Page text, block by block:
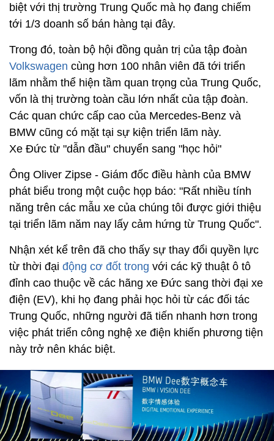
biệt với thị trường Trung Quốc mà họ đang chiếm
tới 1/3 doanh số bán hàng tại đây.
Trong đó, toàn bộ hội đồng quản trị của tập đoàn
Volkswagen cùng hơn 100 nhân viên đã tới triển
lãm nhằm thể hiện tầm quan trọng của Trung Quốc,
vốn là thị trường toàn cầu lớn nhất của tập đoàn.
Các quan chức cấp cao của Mercedes-Benz và
BMW cũng có mặt tại sự kiện triển lãm này.
Xe Đức từ "dẫn đầu" chuyển sang "học hỏi"
Ông Oliver Zipse - Giám đốc điều hành của BMW
phát biểu trong một cuộc họp báo: "Rất nhiều tính
năng trên các mẫu xe của chúng tôi được giới thiệu
tại triển lãm năm nay lấy cảm hứng từ Trung Quốc".
Nhận xét kể trên đã cho thấy sự thay đổi quyền lực
từ thời đại động cơ đốt trong với các kỹ thuật ô tô
đỉnh cao thuộc về các hãng xe Đức sang thời đại xe
điện (EV), khi họ đang phải học hỏi từ các đối tác
Trung Quốc, những người đã tiến nhanh hơn trong
việc phát triển công nghệ xe điện khiến phương tiện
này trở nên khác biệt.